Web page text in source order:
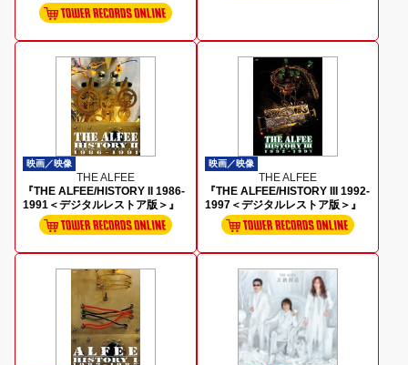
映画／映像
THE ALFEE
『THE ALFEE/HISTORY II 1986-
1991＜デジタルレストア版＞』
映画／映像
THE ALFEE
『THE ALFEE/HISTORY III 1992-
1997＜デジタルレストア版＞』